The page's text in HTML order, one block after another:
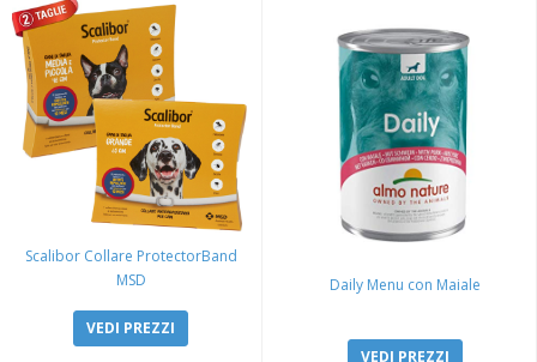
Scalibor Collare ProtectorBand
MSD
VEDI PREZZI
Daily Menu con Maiale
VEDI PREZZI